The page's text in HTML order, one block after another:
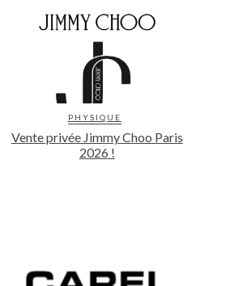
PHYSIQUE
Vente privée Jimmy Choo Paris
2026 !